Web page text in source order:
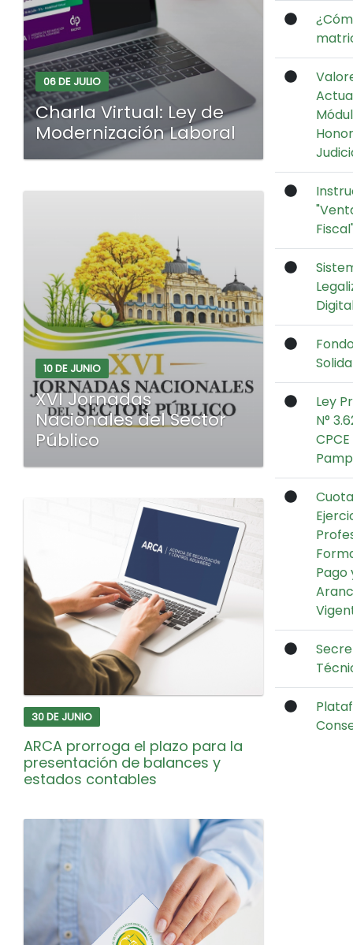
06 DE JULIO
Charla Virtual: Ley de
Modernización Laboral
10 DE JUNIO
XVI Jornadas
Nacionales del Sector
Público
30 DE JUNIO
ARCA prorroga el plazo para la
presentación de balances y
estados contables
Ley
N°
Pago